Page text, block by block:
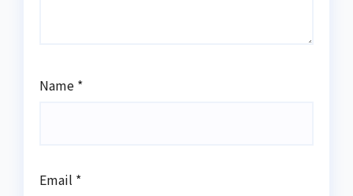
Name *
Email *